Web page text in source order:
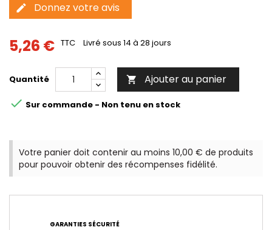
edit Donnez votre avis
5,26 € TTC Livré sous 14 à 28 jours
Quantité  Ajouter au panier
 Sur commande - Non tenu en stock
Votre panier doit contenir au moins 10,00 € de produits
pour pouvoir obtenir des récompenses fidélité.
GARANTIES SÉCURITÉ